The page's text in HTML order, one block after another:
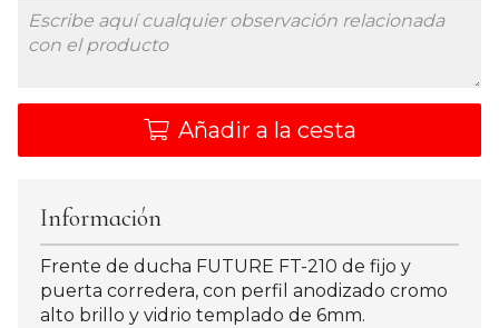
Añadir a la cesta
Información
Frente de ducha FUTURE FT-210 de fijo y
puerta corredera, con perfil anodizado cromo
alto brillo y vidrio templado de 6mm.